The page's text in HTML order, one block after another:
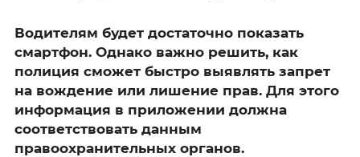
Водителям будет достаточно показать
смартфон. Однако важно решить, как
полиция сможет быстро выявлять запрет
на вождение или лишение прав. Для этого
информация в приложении должна
соответствовать данным
правоохранительных органов.